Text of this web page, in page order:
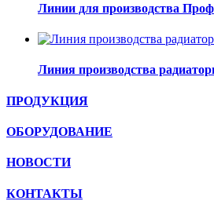
Линии для производства
Линия производства
ПРОДУКЦИЯ
ОБОРУДОВАНИЕ
НОВОСТИ
КОНТАКТЫ